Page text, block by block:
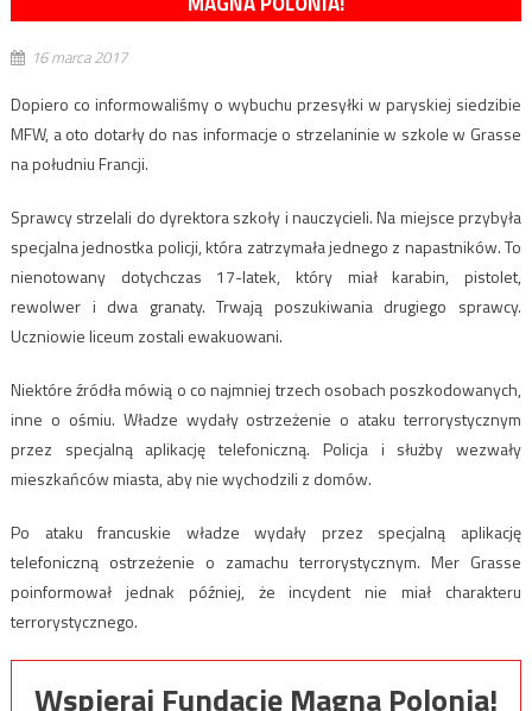
16 marca 2017
Dopiero co informowaliśmy o wybuchu przesyłki w paryskiej siedzibie
MFW, a oto dotarły do nas informacje o strzelaninie w szkole w Grasse
na południu Francji.
Sprawcy strzelali do dyrektora szkoły i nauczycieli. Na miejsce przybyła
specjalna jednostka policji, która zatrzymała jednego z napastników. To
nienotowany dotychczas 17-latek, który miał karabin, pistolet,
rewolwer i dwa granaty. Trwają poszukiwania drugiego sprawcy.
Uczniowie liceum zostali ewakuowani.
Niektóre źródła mówią o co najmniej trzech osobach poszkodowanych,
inne o ośmiu. Władze wydały ostrzeżenie o ataku terrorystycznym
przez specjalną aplikację telefoniczną. Policja i służby wezwały
mieszkańców miasta, aby nie wychodzili z domów.
Po ataku francuskie władze wydały przez specjalną aplikację
telefoniczną ostrzeżenie o zamachu terrorystycznym. Mer Grasse
poinformował jednak później, że incydent nie miał charakteru
terrorystycznego.
Wspieraj Fundację Magna Polonia!